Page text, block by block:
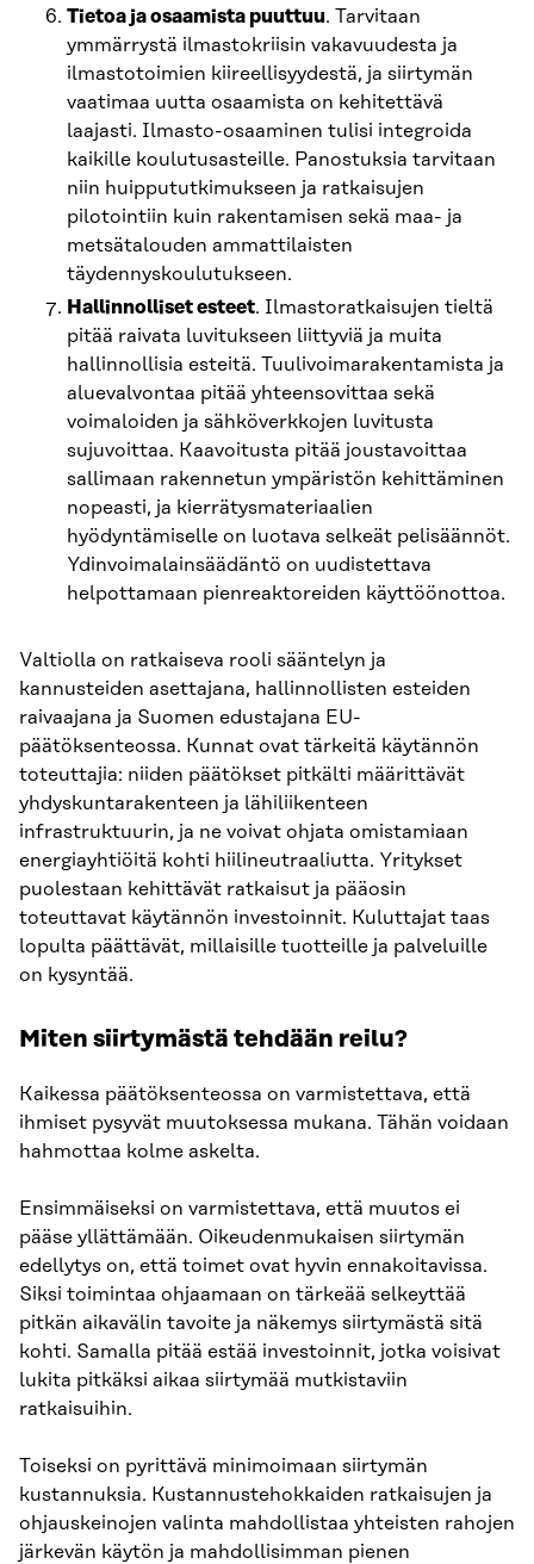
Tietoa ja osaamista puuttuu. Tarvitaan
ymmärrystä ilmastokriisin vakavuudesta ja
ilmastotoimien kiireellisyydestä, ja siirtymän
vaatimaa uutta osaamista on kehitettävä
laajasti. Ilmasto-osaaminen tulisi integroida
kaikille koulutusasteille. Panostuksia tarvitaan
niin huippututkimukseen ja ratkaisujen
pilotointiin kuin rakentamisen sekä maa- ja
metsätalouden ammattilaisten
täydennyskoulutukseen.
Hallinnolliset esteet. Ilmastoratkaisujen tieltä
pitää raivata luvitukseen liittyviä ja muita
hallinnollisia esteitä. Tuulivoimarakentamista ja
aluevalvontaa pitää yhteensovittaa sekä
voimaloiden ja sähköverkkojen luvitusta
sujuvoittaa. Kaavoitusta pitää joustavoittaa
sallimaan rakennetun ympäristön kehittäminen
nopeasti, ja kierrätysmateriaalien
hyödyntämiselle on luotava selkeät pelisäännöt.
Ydinvoimalainsäädäntö on uudistettava
helpottamaan pienreaktoreiden käyttöönottoa.
Valtiolla on ratkaiseva rooli sääntelyn ja
kannusteiden asettajana, hallinnollisten esteiden
raivaajana ja Suomen edustajana EU-
päätöksenteossa. Kunnat ovat tärkeitä käytännön
toteuttajia: niiden päätökset pitkälti määrittävät
yhdyskuntarakenteen ja lähiliikenteen
infrastruktuurin, ja ne voivat ohjata omistamiaan
energiayhtiöitä kohti hiilineutraaliutta. Yritykset
puolestaan kehittävät ratkaisut ja pääosin
toteuttavat käytännön investoinnit. Kuluttajat taas
lopulta päättävät, millaisille tuotteille ja palveluille
on kysyntää.
Miten siirtymästä tehdään reilu?
Kaikessa päätöksenteossa on varmistettava, että
ihmiset pysyvät muutoksessa mukana. Tähän voidaan
hahmottaa kolme askelta.
Ensimmäiseksi on varmistettava, että muutos ei
pääse yllättämään. Oikeudenmukaisen siirtymän
edellytys on, että toimet ovat hyvin ennakoitavissa.
Siksi toimintaa ohjaamaan on tärkeää selkeyttää
pitkän aikavälin tavoite ja näkemys siirtymästä sitä
kohti. Samalla pitää estää investoinnit, jotka voisivat
lukita pitkäksi aikaa siirtymää mutkistaviin
ratkaisuihin.
Toiseksi on pyrittävä minimoimaan siirtymän
kustannuksia. Kustannustehokkaiden ratkaisujen ja
ohjauskeinojen valinta mahdollistaa yhteisten rahojen
järkevän käytön ja mahdollisimman pienen